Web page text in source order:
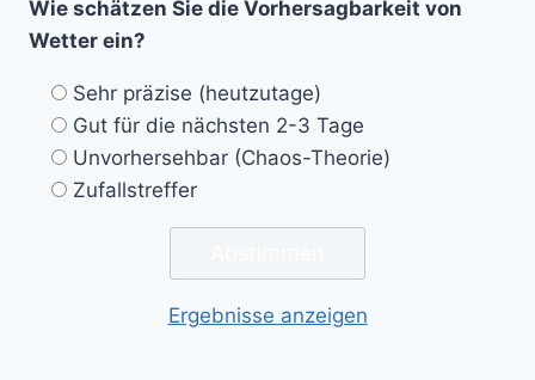
Wie schätzen Sie die Vorhersagbarkeit von
Wetter ein?
Sehr präzise (heutzutage)
Gut für die nächsten 2-3 Tage
Unvorhersehbar (Chaos-Theorie)
Zufallstreffer
Ergebnisse anzeigen